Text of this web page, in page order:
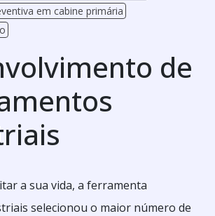
em cabine primária
de
a sua vida, a ferramenta
selecionou o maior número de